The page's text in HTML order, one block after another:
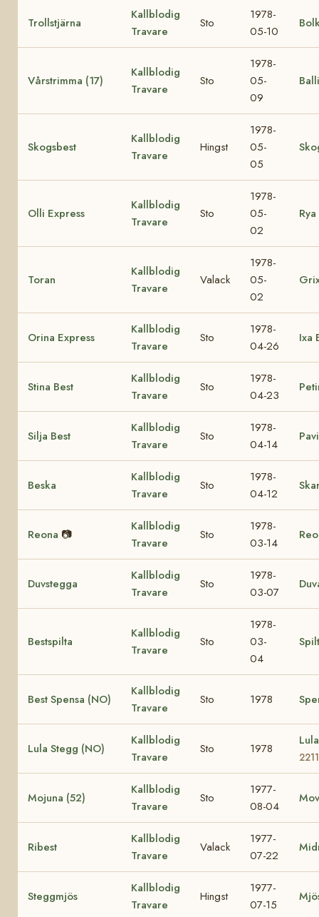
Trollstjärna
Kallblodig
Travare
Sto
1978-
05-10
Vårstrimma (17)
Kallblodig
Travare
Sto
1978-
05-
09
Skogsbest
Kallblodig
Travare
Hingst
1978-
05-
05
Olli Express
Kallblodig
Travare
Sto
1978-
05-
02
Toran
Kallblodig
Travare
Valack
1978-
05-
02
Orina Express
Kallblodig
Travare
Sto
1978-
04-26
Ixa
Stina Best
Kallblodig
Travare
Sto
1978-
04-23
Silja Best
Kallblodig
Travare
Sto
1978-
04-14
Beska
Kallblodig
Travare
Sto
1978-
04-12
Reona 📷
Kallblodig
Travare
Sto
1978-
03-14
Duvstegga
Kallblodig
Travare
Sto
1978-
03-07
Bestspilta
Kallblodig
Travare
Sto
1978-
03-
04
Best Spensa (NO)
Kallblodig
Travare
Sto 1978
Lula Stegg (NO)
Kallblodig
Travare
Sto 1978
Mojuna (52)
Kallblodig
Travare
Sto
1977-
08-04
Ribest
Kallblodig
Travare
Valack
1977-
07-22
Steggmjös
Kallblodig
Travare
Hingst
1977-
07-15